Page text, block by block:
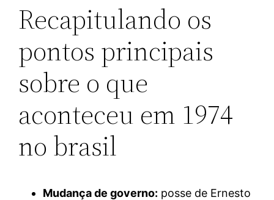
Recapitulando os
pontos principais
sobre o que
aconteceu em 1974
no brasil
Mudança de governo: posse de Ernesto